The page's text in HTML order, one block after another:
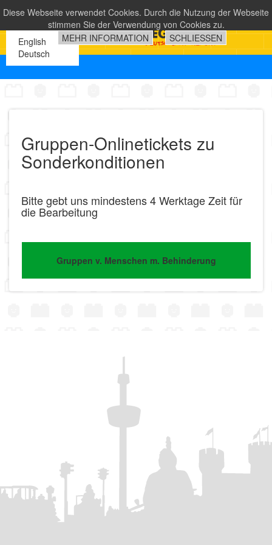
Diese Webseite verwendet Cookies. Durch die Nutzung der Webseite
stimmen Sie der Verwendung von Cookies zu.
MEHR INFORMATION
SCHLIESSEN
English
Deutsch
Gruppen-Onlinetickets zu
Sonderkonditionen
Bitte gebt uns mindestens 4 Werktage Zeit für
die Bearbeitung
Gruppen v. Menschen m. Behinderung